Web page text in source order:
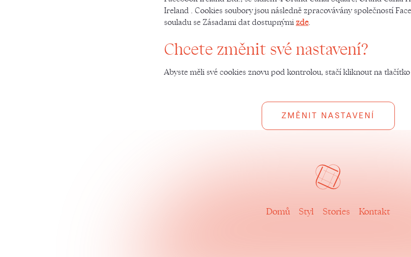
Ireland . Cookies soubory jsou následně zpracovávány společností
souladu se Zásadami dat dostupnými zde.
Chcete změnit své nastavení?
Abyste měli své cookies znovu pod kontrolou, stačí kliknout na
ZMĚNIT NASTAVENÍ
Domů Styl Stories Kontakt